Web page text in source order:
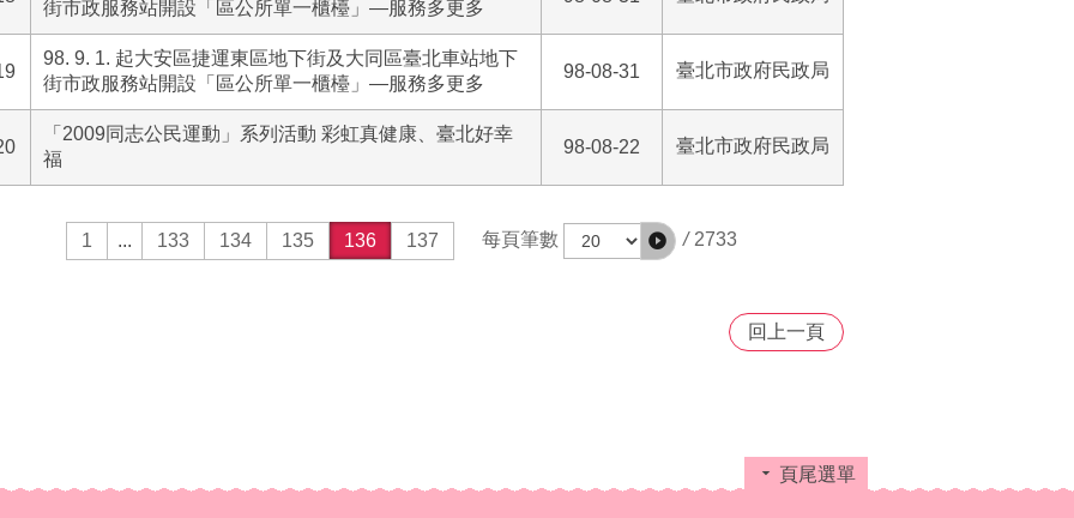
街市政服務站開設「區公所單一櫃檯」—服務多更多
98. 9. 1. 起大安區捷運東區地下街及大同區臺北車站地下
街市政服務站開設「區公所單一櫃檯」—服務多更多
98-08-31 臺北市政府民政局
「2009同志公民運動」系列活動 彩虹真健康、臺北好幸
福
98-08-22 臺北市政府民政局
1 ... 133 134 135 136 137 每頁筆數 / 2733
回上一頁
頁尾選單